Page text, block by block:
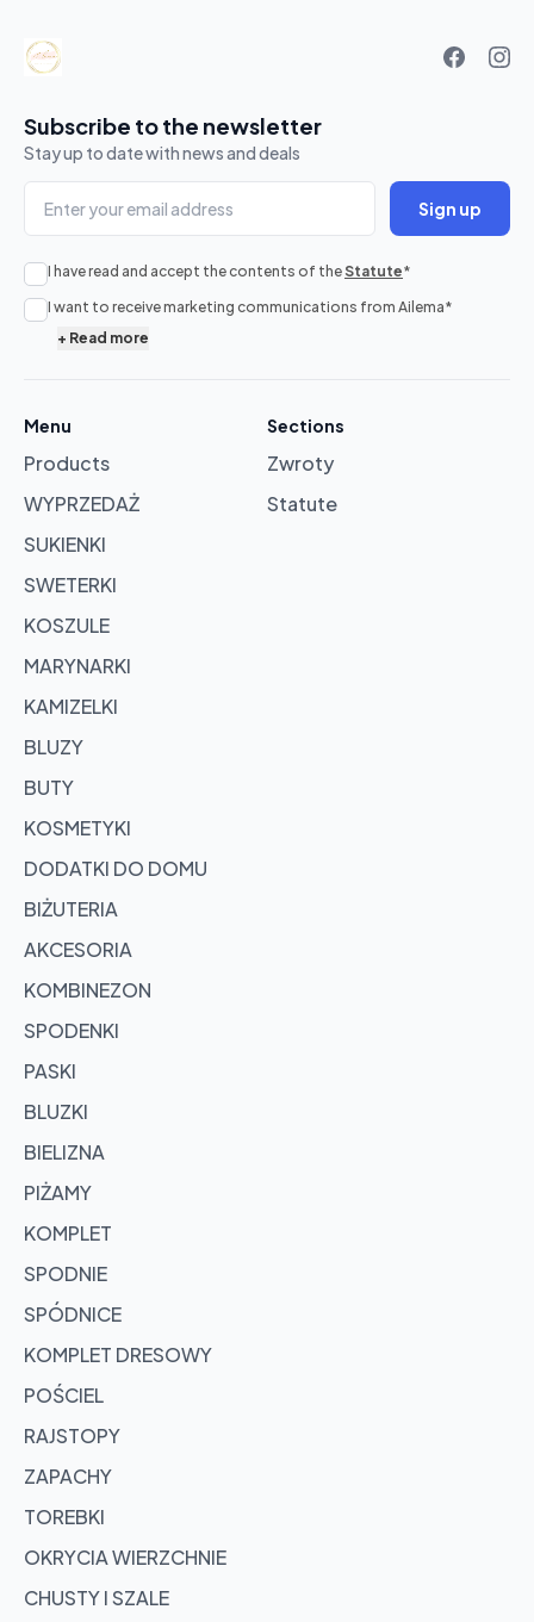
No
products
Browse
products
Subscribe to the newsletter
Stay up to date with news and deals
Sign up
I have read and accept the contents of the Statute*
I want to receive marketing communications from Ailema*
+ Read more
Menu
Products
WYPRZEDAŻ
SUKIENKI
SWETERKI
KOSZULE
MARYNARKI
KAMIZELKI
BLUZY
BUTY
KOSMETYKI
DODATKI DO DOMU
BIŻUTERIA
AKCESORIA
KOMBINEZON
SPODENKI
PASKI
BLUZKI
BIELIZNA
PIŻAMY
KOMPLET
SPODNIE
SPÓDNICE
KOMPLET DRESOWY
POŚCIEL
RAJSTOPY
ZAPACHY
TOREBKI
OKRYCIA WIERZCHNIE
CHUSTY I SZALE
Sections
Zwroty
Statute